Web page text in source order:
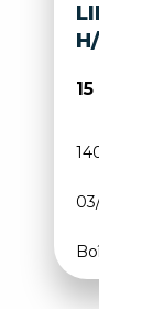
LINE
H/SHZ
15 950€
140 570
03/2015
Boîte